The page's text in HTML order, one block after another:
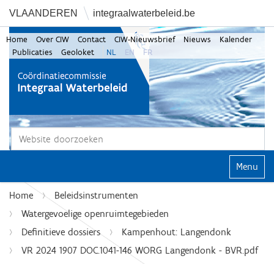
VLAANDEREN integraalwaterbeleid.be
Zoek
Home Over CIW Contact CIW-Nieuwsbrief Nieuws
Kalender
Publicaties
Geoloket NL EN FR
Klap
Home
Beleidsinstrumenten
Watergevoelige openruimtegebieden
Definitieve dossiers
Kampenhout: Langendonk
VR 2024 1907 DOC.1041-146 WORG Langendonk - BVR.pdf